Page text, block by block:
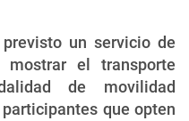
un servicio de
mostrar el transporte
de movilidad
que opten